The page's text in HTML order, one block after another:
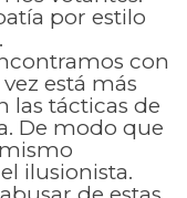
por estilo
con
está más
las tácticas de
De modo que
ilusionista.